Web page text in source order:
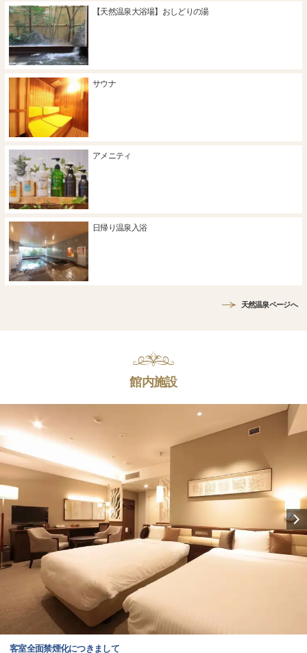
【天然温泉大浴場】おしどりの湯
サウナ
アメニティ
日帰り温泉入浴
天然温泉ページへ
館内施設
客室全面禁煙化につきまして